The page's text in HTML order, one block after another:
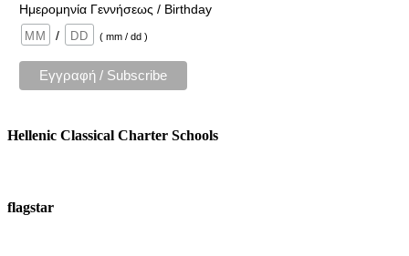
Ημερομηνία Γεννήσεως / Birthday
/
( mm / dd )
Hellenic Classical Charter Schools
flagstar